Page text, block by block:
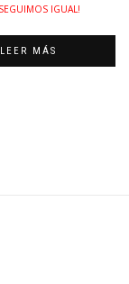
IGUAL!
LEER MÁS